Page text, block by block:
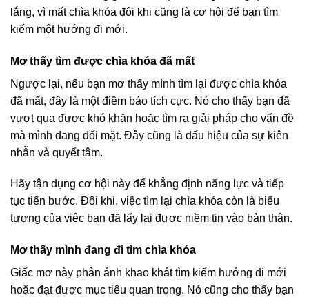
lắng, vì mất chìa khóa đôi khi cũng là cơ hội để bạn tìm
kiếm một hướng đi mới.
Mơ thấy tìm được chìa khóa đã mất
Ngược lại, nếu bạn mơ thấy mình tìm lại được chìa khóa
đã mất, đây là một điềm báo tích cực. Nó cho thấy bạn đã
vượt qua được khó khăn hoặc tìm ra giải pháp cho vấn đề
mà mình đang đối mặt. Đây cũng là dấu hiệu của sự kiên
nhẫn và quyết tâm.
Hãy tận dụng cơ hội này để khẳng định năng lực và tiếp
tục tiến bước. Đôi khi, việc tìm lại chìa khóa còn là biểu
tượng của việc bạn đã lấy lại được niềm tin vào bản thân.
Mơ thấy mình đang đi tìm chìa khóa
Giấc mơ này phản ánh khao khát tìm kiếm hướng đi mới
hoặc đạt được mục tiêu quan trọng. Nó cũng cho thấy bạn